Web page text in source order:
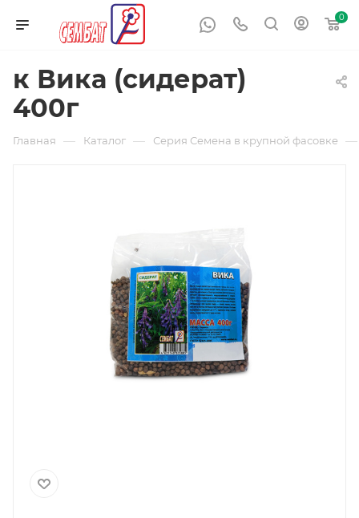
0
к Вика (сидерат)
400г
Главная — Каталог — Серия Семена в крупной фасовке —